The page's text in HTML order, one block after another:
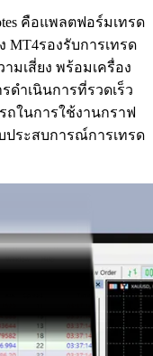
คือแพลตฟอร์มเทรด
MT4รองรับการเทรด
มเสี่ยง พร้อมเครื่อง
ำเนินการที่รวดเร็ว
ถในการใช้งานกราฟ
ประสบการณ์การเทรด